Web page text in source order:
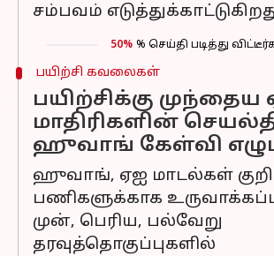
சம்பவம்
50% % செய்தி படித்து
பயிற்சி கவலைகள்
பயிற்சிக்கு முந்தைய
மாதிரிகளின்
ஹுவாங் கேள்வி
ஹுவாங், ஏஐ மாடல்கள்
பணிகளுக்காக
முன், பெரிய, பல்வேறு
தரவுத்தொகுப்புகளில்